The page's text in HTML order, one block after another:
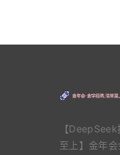
【
至上】金年